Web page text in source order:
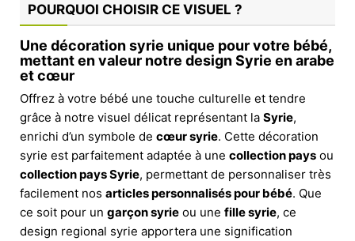
POURQUOI CHOISIR CE VISUEL ?
Une décoration syrie unique pour votre bébé,
mettant en valeur notre design Syrie en arabe
et cœur
Offrez à votre bébé une touche culturelle et tendre
grâce à notre visuel délicat représentant la Syrie,
enrichi d’un symbole de cœur syrie. Cette décoration
syrie est parfaitement adaptée à une collection pays ou
collection pays Syrie, permettant de personnaliser très
facilement nos articles personnalisés pour bébé. Que
ce soit pour un garçon syrie ou une fille syrie, ce
design regional syrie apportera une signification